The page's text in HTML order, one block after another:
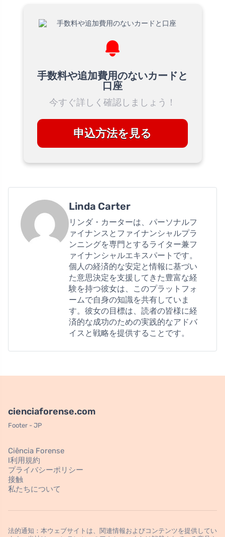
手数料や追加費用のないカードと
口座
今すぐ詳しく確認しましょう！
申込方法を見る
Linda Carter
リンダ・カーターは、パーソナルフ
ァイナンスとファイナンシャルプラ
ンニングを専門とするライター兼フ
ァイナンシャルエキスパートです。
個人の経済的な安定と情報に基づい
た意思決定を支援してきた豊富な経
験を持つ彼女は、このプラットフォ
ームで自身の知識を共有していま
す。彼女の目標は、読者の皆様に経
済的な成功のための実践的なアドバ
イスと戦略を提供することです。
cienciaforense.com
Footer - JP
Ciência Forense
l利用規約
プライバシーポリシー
接触
私たちについて
法的通知：本ウェブサイトは、関連情報およびコンテンツを提供してい